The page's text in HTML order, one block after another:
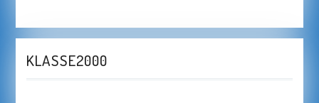
KLASSE2000